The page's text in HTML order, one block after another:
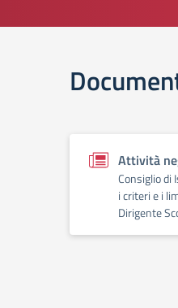
Attività
Consiglio di
i criteri e i
Dirigente